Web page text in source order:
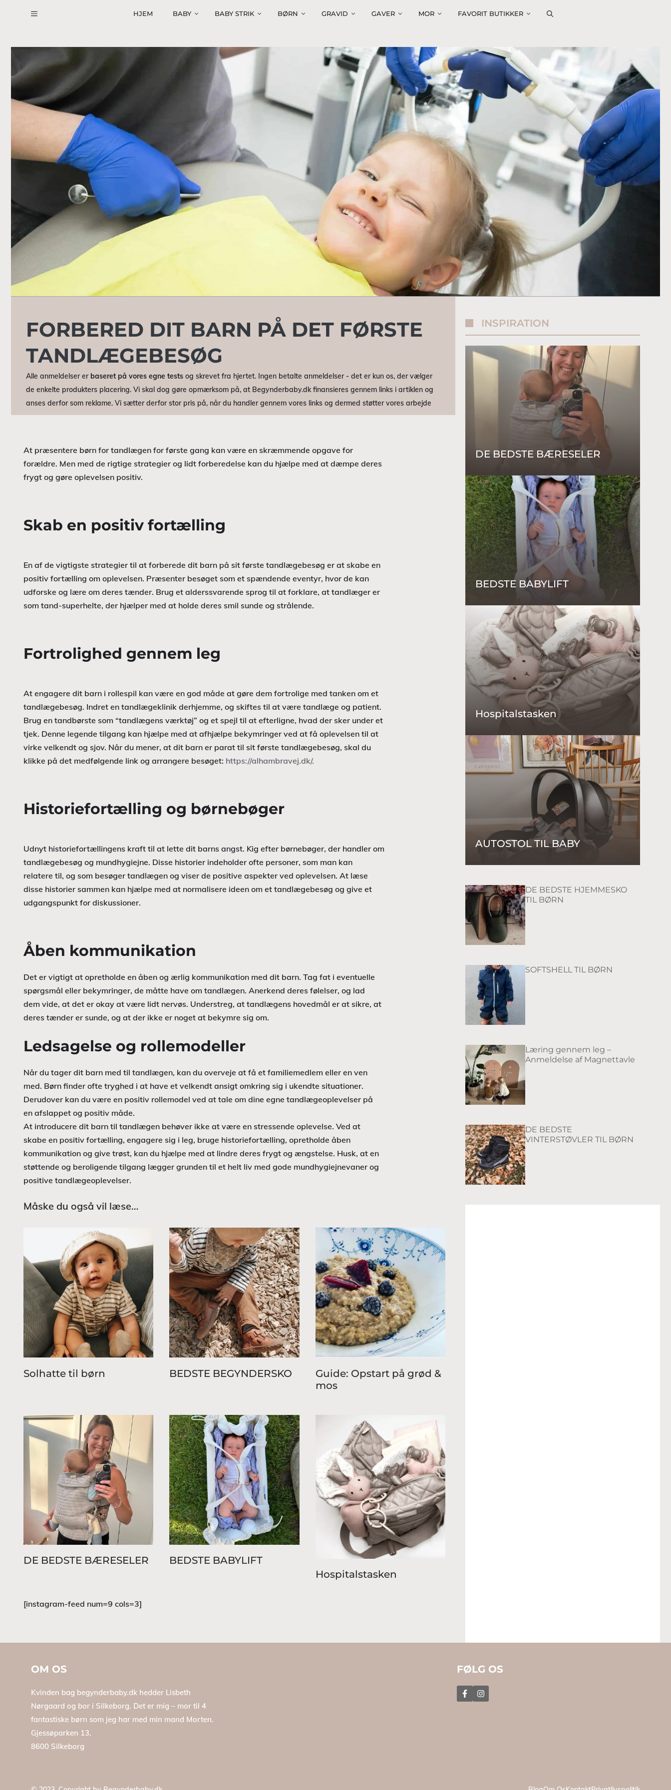
HJEM BABY BABY STRIK BØRN GRAVID GAVER MOR FAVORIT BUTIKKER
FORBERED DIT BARN PÅ DET FØRSTE
TANDLÆGEBESØG
Alle anmeldelser er baseret på vores egne tests og skrevet fra hjertet. Ingen betalte anmeldelser - det er kun os, der vælger
de enkelte produkters placering. Vi skal dog gøre opmærksom på, at Begynderbaby.dk finansieres gennem links i artiklen og
anses derfor som reklame. Vi sætter derfor stor pris på, når du handler gennem vores links og dermed støtter vores arbejde
At præsentere børn for tandlægen for første gang kan være en skræmmende opgave for
forældre. Men med de rigtige strategier og lidt forberedelse kan du hjælpe med at dæmpe deres
frygt og gøre oplevelsen positiv.
Skab en positiv fortælling
En af de vigtigste strategier til at forberede dit barn på sit første tandlægebesøg er at skabe en
positiv fortælling om oplevelsen. Præsenter besøget som et spændende eventyr, hvor de kan
udforske og lære om deres tænder. Brug et alderssvarende sprog til at forklare, at tandlæger er
som tand-superhelte, der hjælper med at holde deres smil sunde og strålende.
Fortrolighed gennem leg
At engagere dit barn i rollespil kan være en god måde at gøre dem fortrolige med tanken om et
tandlægebesøg. Indret en tandlægeklinik derhjemme, og skiftes til at være tandlæge og patient.
Brug en tandbørste som “tandlægens værktøj” og et spejl til at efterligne, hvad der sker under et
tjek. Denne legende tilgang kan hjælpe med at afhjælpe bekymringer ved at få oplevelsen til at
virke velkendt og sjov. Når du mener, at dit barn er parat til sit første tandlægebesøg, skal du
klikke på det medfølgende link og arrangere besøget: https://alhambravej.dk/.
Historiefortælling og børnebøger
Udnyt historiefortællingens kraft til at lette dit barns angst. Kig efter børnebøger, der handler om
tandlægebesøg og mundhygiejne. Disse historier indeholder ofte personer, som man kan
relatere til, og som besøger tandlægen og viser de positive aspekter ved oplevelsen. At læse
disse historier sammen kan hjælpe med at normalisere ideen om et tandlægebesøg og give et
udgangspunkt for diskussioner.
Åben kommunikation
Det er vigtigt at opretholde en åben og ærlig kommunikation med dit barn. Tag fat i eventuelle
spørgsmål eller bekymringer, de måtte have om tandlægen. Anerkend deres følelser, og lad
dem vide, at det er okay at være lidt nervøs. Understreg, at tandlægens hovedmål er at sikre, at
deres tænder er sunde, og at der ikke er noget at bekymre sig om.
Ledsagelse og rollemodeller
Når du tager dit barn med til tandlægen, kan du overveje at få et familiemedlem eller en ven
med. Børn finder ofte tryghed i at have et velkendt ansigt omkring sig i ukendte situationer.
Derudover kan du være en positiv rollemodel ved at tale om dine egne tandlægeoplevelser på
en afslappet og positiv måde.
At introducere dit barn til tandlægen behøver ikke at være en stressende oplevelse. Ved at
skabe en positiv fortælling, engagere sig i leg, bruge historiefortælling, opretholde åben
kommunikation og give trøst, kan du hjælpe med at lindre deres frygt og ængstelse. Husk, at en
støttende og beroligende tilgang lægger grunden til et helt liv med gode mundhygiejnevaner og
positive tandlægeoplevelser.
Måske du også vil læse…
Solhatte til børn BEDSTE BEGYNDERSKO
Guide: Opstart på grød &
mos
DE BEDSTE BÆRESELER
BEDSTE BABYLIFT
Hospitalstasken
[instagram-feed num=9 cols=3]
INSPIRATION
DE BEDSTE BÆRESELER
BEDSTE BABYLIFT
Hospitalstasken
AUTOSTOL TIL BABY
DE BEDSTE HJEMMESKO
TIL BØRN
SOFTSHELL TIL BØRN
Læring gennem leg –
Anmeldelse af Magnettavle
DE BEDSTE
VINTERSTØVLER TIL BØRN
OM OS
Kvinden bag begynderbaby.dk hedder Lisbeth
Nørgaard og bor i Silkeborg. Det er mig – mor til 4
fantastiske børn som jeg har med min mand Morten.
Gjessøparken 13,
8600 Silkeborg
FØLG OS